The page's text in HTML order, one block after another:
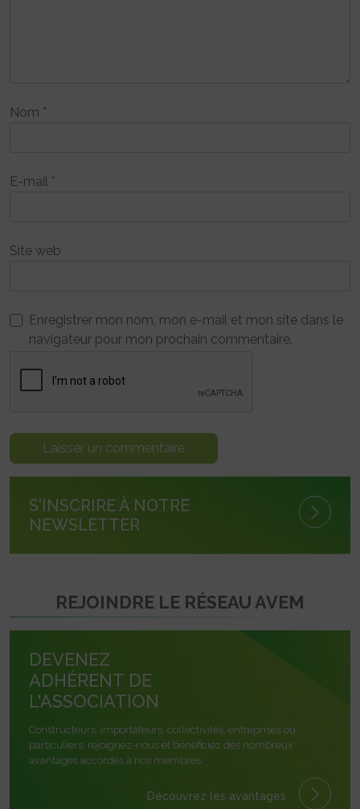
Nom *
E-mail *
Site web
Enregistrer mon nom, mon e-mail et mon site dans le
navigateur pour mon prochain commentaire.
S'INSCRIRE À NOTRE
NEWSLETTER
REJOINDRE LE RÉSEAU AVEM
DEVENEZ
ADHÉRENT DE
L'ASSOCIATION
Constructeurs, importateurs, collectivités, entreprises ou
particuliers, rejoignez-nous et bénéficiez des nombreux
avantages accordés à nos membres.
Découvrez les avantages